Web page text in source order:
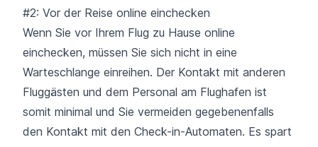
#2: Vor der Reise online einchecken
Wenn Sie vor Ihrem Flug zu Hause online
einchecken, müssen Sie sich nicht in eine
Warteschlange einreihen. Der Kontakt mit anderen
Fluggästen und dem Personal am Flughafen ist
somit minimal und Sie vermeiden gegebenenfalls
den Kontakt mit den Check-in-Automaten. Es spart